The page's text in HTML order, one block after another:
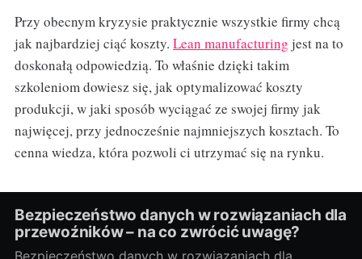
Przy obecnym kryzysie praktycznie wszystkie firmy chcą
jak najbardziej ciąć koszty. Lean manufacturing jest na to
doskonałą odpowiedzią. To właśnie dzięki takim
szkoleniom dowiesz się, jak optymalizować koszty
produkcji, w jaki sposób wyciągać ze swojej firmy jak
najwięcej, przy jednocześnie najmniejszych kosztach. To
cenna wiedza, która pozwoli ci utrzymać się na rynku.
Bezpieczeństwo danych w rozwiązaniach dla
przewoźników – na co zwrócić uwagę?